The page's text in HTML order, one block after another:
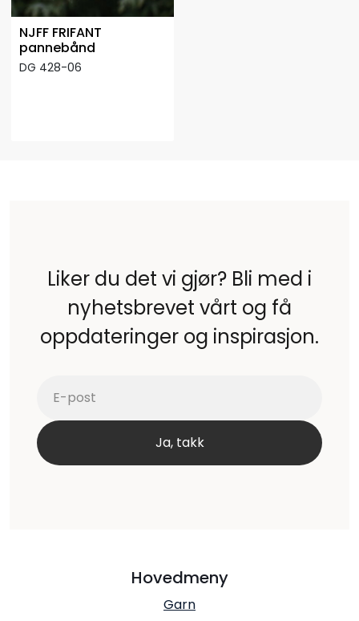
NJFF FRIFANT
pannebånd
DG 428-06
Liker du det vi gjør? Bli med i
nyhetsbrevet vårt og få
oppdateringer og inspirasjon.
Hovedmeny
Garn